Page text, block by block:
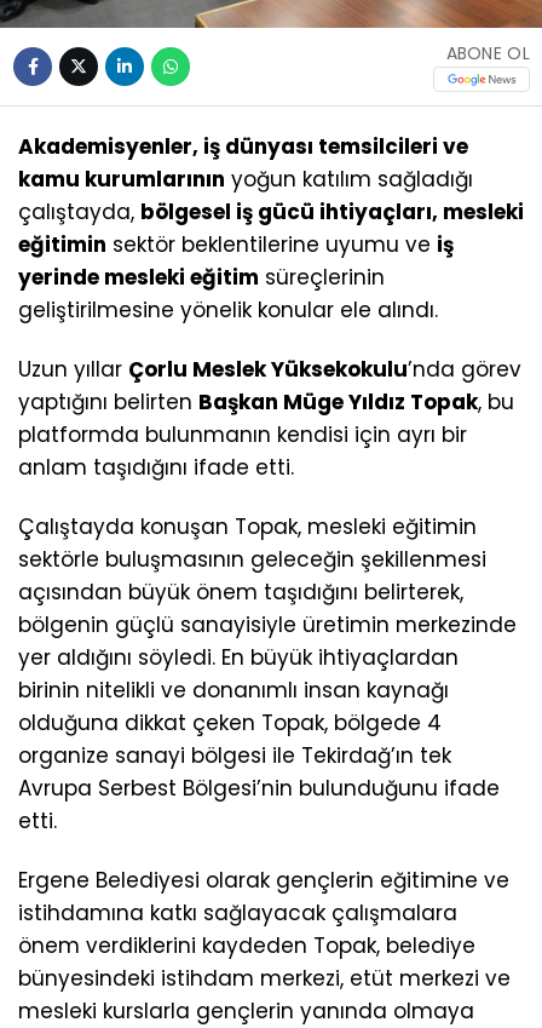
ABONE OL
Akademisyenler, iş dünyası temsilcileri ve
kamu kurumlarının yoğun katılım sağladığı
çalıştayda, bölgesel iş gücü ihtiyaçları, mesleki
eğitimin sektör beklentilerine uyumu ve iş
yerinde mesleki eğitim süreçlerinin
geliştirilmesine yönelik konular ele alındı.
Uzun yıllar Çorlu Meslek Yüksekokulu’nda görev
yaptığını belirten Başkan Müge Yıldız Topak, bu
platformda bulunmanın kendisi için ayrı bir
anlam taşıdığını ifade etti.
Çalıştayda konuşan Topak, mesleki eğitimin
sektörle buluşmasının geleceğin şekillenmesi
açısından büyük önem taşıdığını belirterek,
bölgenin güçlü sanayisiyle üretimin merkezinde
yer aldığını söyledi. En büyük ihtiyaçlardan
birinin nitelikli ve donanımlı insan kaynağı
olduğuna dikkat çeken Topak, bölgede 4
organize sanayi bölgesi ile Tekirdağ’ın tek
Avrupa Serbest Bölgesi’nin bulunduğunu ifade
etti.
Ergene Belediyesi olarak gençlerin eğitimine ve
istihdamına katkı sağlayacak çalışmalara
önem verdiklerini kaydeden Topak, belediye
bünyesindeki istihdam merkezi, etüt merkezi ve
mesleki kurslarla gençlerin yanında olmaya